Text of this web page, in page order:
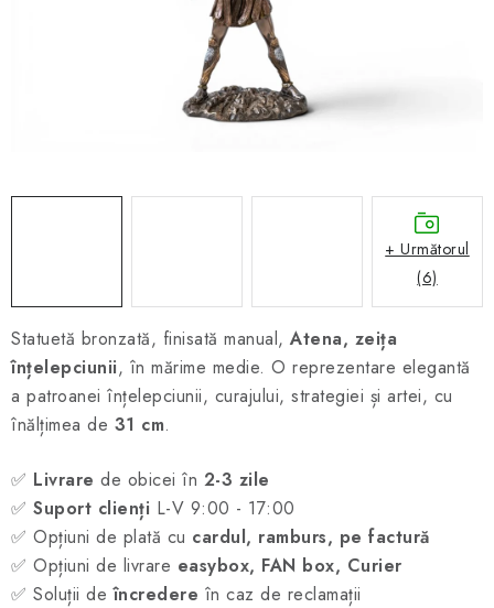
Statuetă bronzată, finisată manual, Atena, zeița
înțelepciunii, în mărime medie. O reprezentare elegantă
a patroanei înțelepciunii, curajului, strategiei și artei, cu
înălțimea de 31 cm.
✅ Livrare de obicei în 2-3 zile
✅ Suport clienți L-V 9:00 - 17:00
✅ Opțiuni de plată cu cardul, ramburs, pe factură
✅ Opțiuni de livrare easybox, FAN box, Curier
✅ Soluții deîncredere în caz de reclamații
+ Următorul
(6)